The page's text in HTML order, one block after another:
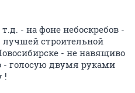
- на фоне небоскребов -
лучшей строительной
- не навящиво
- голосую двумя руками
!